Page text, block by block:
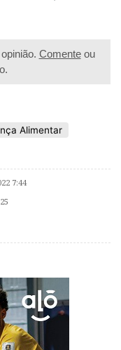
Comenteou
Alimentar
7:44